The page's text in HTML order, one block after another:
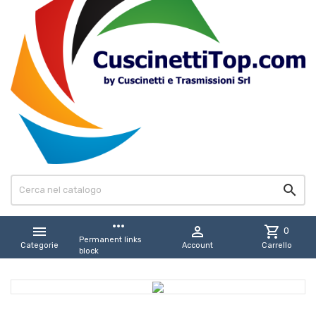


Categorie
more_horiz
Permanent links
block

Account
shopping_cart 0
Carrello